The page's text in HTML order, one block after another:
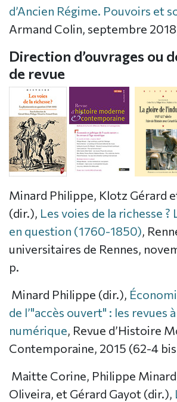
d’Ancien Régime. Pouvoirs et
Armand Colin, septembre
Direction d’ouvrages ou
de revue
Minard Philippe, Klotz Gérard
(dir.), Les voies de la richesse
en question (1760-1850),
universitaires de Rennes,
p.
Minard Philippe (dir.),
de l’"accès ouvert" : les revues à
numérique, Revue d’Histoire
Contemporaine, 2015 (62-4
Maitte Corine, Philippe
Oliveira, et Gérard Gayot (dir.),